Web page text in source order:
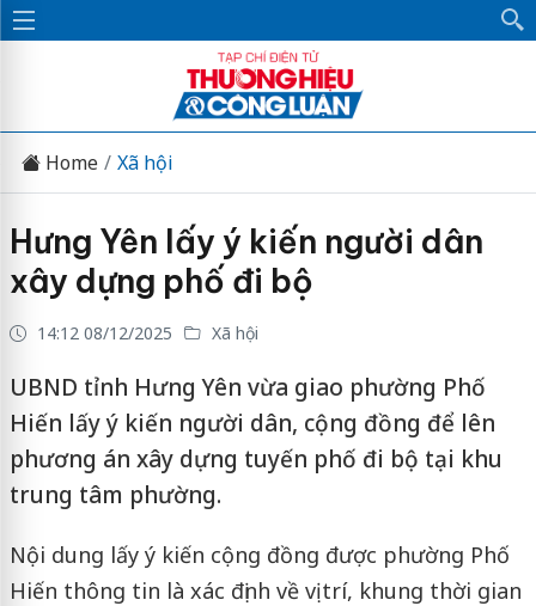
Home Xã hội
Hưng Yên lấy ý kiến người dân
xây dựng phố đi bộ
14:12 08/12/2025 Xã hội
UBND tỉnh Hưng Yên vừa giao phường Phố
Hiến lấy ý kiến người dân, cộng đồng để lên
phương án xây dựng tuyến phố đi bộ tại khu
trung tâm phường.
Nội dung lấy ý kiến cộng đồng được phường Phố
Hiến thông tin là xác định về vị trí, khung thời gian